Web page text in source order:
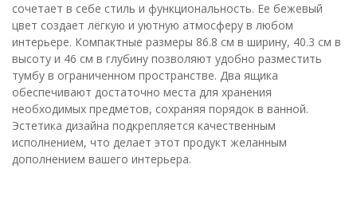
сочетает в себе стиль и функциональность. Ее бежевый
цвет создает лёгкую и уютную атмосферу в любом
интерьере. Компактные размеры 86.8 см в ширину, 40.3 см в
высоту и 46 см в глубину позволяют удобно разместить
тумбу в ограниченном пространстве. Два ящика
обеспечивают достаточно места для хранения
необходимых предметов, сохраняя порядок в ванной.
Эстетика дизайна подкрепляется качественным
исполнением, что делает этот продукт желанным
дополнением вашего интерьера.